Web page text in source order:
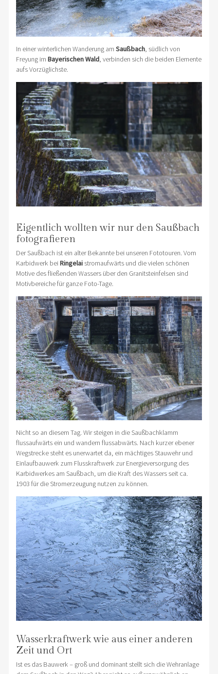
In einer winterlichen Wanderung am Saußbach, südlich von
Freyung im Bayerischen Wald, verbinden sich die beiden Elemente
aufs Vorzüglichste.
Eigentlich wollten wir nur den Saußbach
fotografieren
Der Saußbach ist ein alter Bekannte bei unseren Fototouren. Vom
Karbidwerk bei Ringelaistromaufwärts und die vielen schönen
Motive des fließenden Wassers über den Granitsteinfelsen sind
Motivbereiche für ganze Foto-Tage.
Nicht so an diesem Tag. Wir steigen in die Saußbachklamm
flussaufwärts ein und wandern flussabwärts. Nach kurzer ebener
Wegstrecke steht es unerwartet da, ein mächtiges Stauwehr und
Einlaufbauwerk zum Flusskraftwerk zur Energieversorgung des
Karbidwerkes am Saußbach, um die Kraft des Wassers seit ca.
1903 für die Stromerzeugung nutzen zu können.
Wasserkraftwerk wie aus einer anderen
Zeit und Ort
Ist es das Bauwerk – groß und dominant stellt sich die Wehranlage